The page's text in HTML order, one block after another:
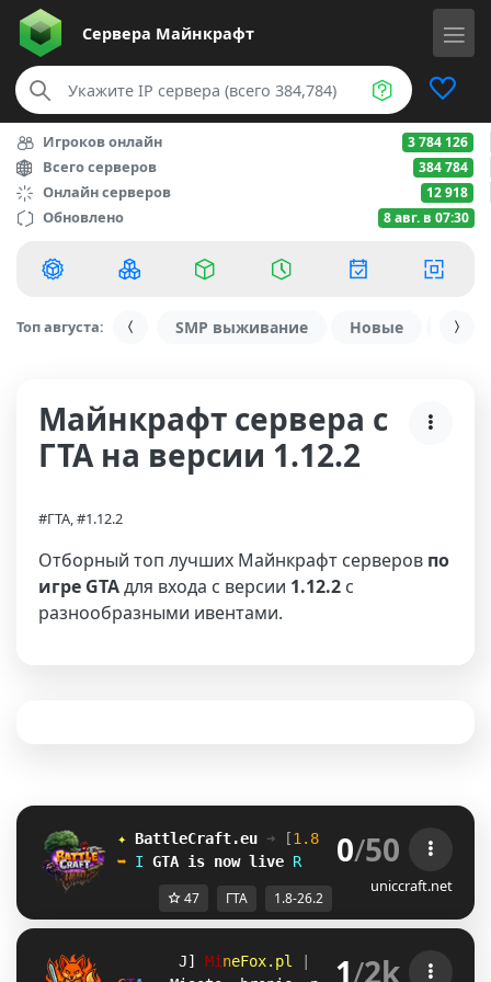
Сервера Майнкрафт
Игроков онлайн 3 784 126
Всего серверов 384 784
Онлайн серверов 12 918
Обновлено 8 авг. в 07:30
Топ августа: SMP выживание Новые С
Майнкрафт сервера с
ГТА на версии 1.12.2
#ГТА, #1.12.2
Отборный топ лучших Майнкрафт серверов по
игре GTAдля входа с версии 1.12.2 с
разнообразными ивентами.
✦ BattleCraft.eu ➜ [1.8 - 26.2 ] ✦
➥ M GTA is now live E 0/50
uniccraft.net
47 ГТА 1.8-26.2
_I Mi neFox. pl 1.8.x - 1.21.11
1/2k